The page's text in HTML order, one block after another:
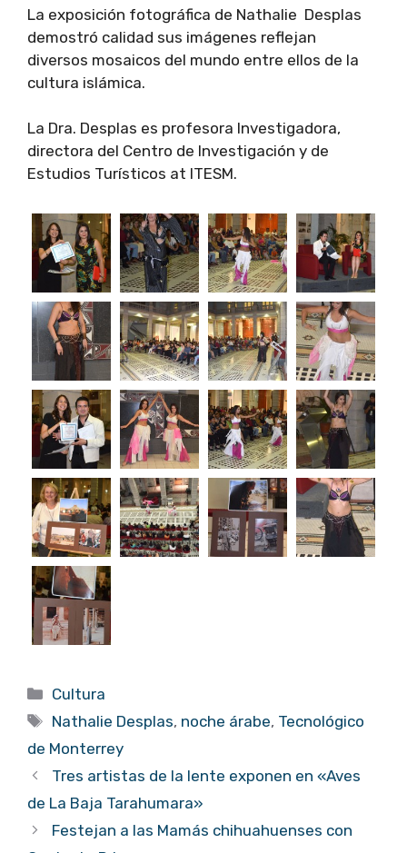
La exposición fotográfica de Nathalie Desplas
demostró calidad sus imágenes reflejan
diversos mosaicos del mundo entre ellos de la
cultura islámica.
La Dra. Desplas es profesora Investigadora,
directora del Centro de Investigación y de
Estudios Turísticos at ITESM.
Categorías
Cultura
Etiquetas
Nathalie Desplas, noche árabe, Tecnológico
de Monterrey
Tres artistas de la lente exponen en «Aves
de La Baja Tarahumara»
Festejan a las Mamás chihuahuenses con